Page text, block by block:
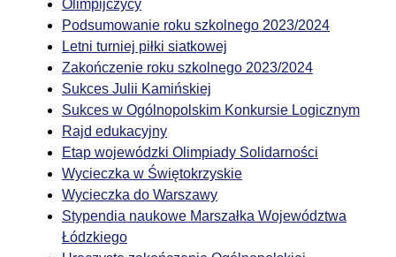
Olimpijczycy
Podsumowanie roku szkolnego 2023/2024
Letni turniej piłki siatkowej
Zakończenie roku szkolnego 2023/2024
Sukces Julii Kamińskiej
Sukces w Ogólnopolskim Konkursie Logicznym
Rajd edukacyjny
Etap wojewódzki Olimpiady Solidarności
Wycieczka w Świętokrzyskie
Wycieczka do Warszawy
Stypendia naukowe Marszałka Województwa
Łódzkiego